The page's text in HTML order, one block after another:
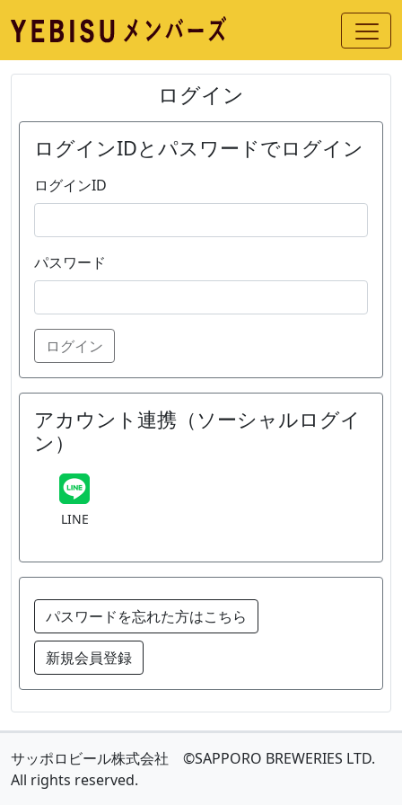
ログイン
ログインIDとパスワードでログイン
ログインID
パスワード
ログイン
アカウント連携（ソーシャルログイ
ン）
LINE
パスワードを忘れた方はこちら
新規会員登録
サッポロビール株式会社 ©SAPPORO BREWERIES LTD.
All rights reserved.